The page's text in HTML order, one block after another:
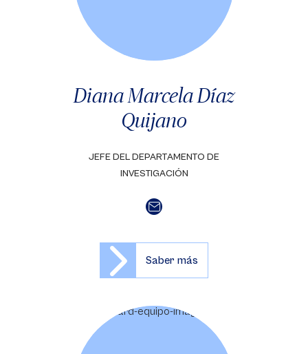
Diana Marcela Díaz
Quijano
JEFE DEL DEPARTAMENTO DE
INVESTIGACIÓN
Saber más